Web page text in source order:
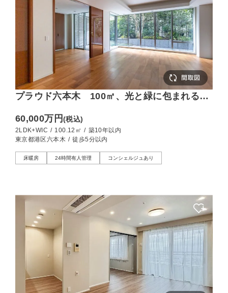
プラウド六本木 100㎡、光と緑に包まれる上
60,000万円(税込)
2LDK+WIC / 100.12㎡ / 築10年以内
東京都港区六本木 / 徒歩5分以内
床暖房 24時間有人管理 コンシェルジュあり